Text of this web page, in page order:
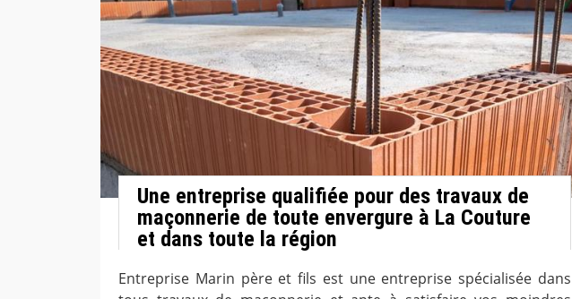
Une entreprise qualifiée pour des travaux de
maçonnerie de toute envergure à La Couture
et dans toute la région
Entreprise Marin père et fils est une entreprise spécialisée dans